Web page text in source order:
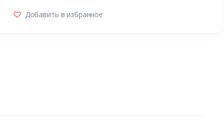
Добавить в избранное